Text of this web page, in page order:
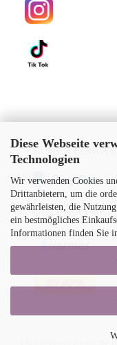
Diese Webseite
Technologien
Wir verwenden Cookies
Drittanbietern, um die
gewährleisten, die
ein bestmögliches
Informationen finden Sie
SICHER
WIR